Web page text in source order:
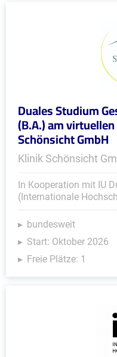
Duales Studium
(B.A.) am
Schönsicht GmbH
Klinik Schönsicht
In Kooperation mit IU
(Internationale
bundesweit
Start: Oktober 2026
Freie Plätze: 1